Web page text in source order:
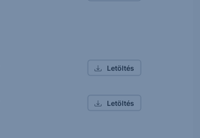
Letöltés
Letöltés